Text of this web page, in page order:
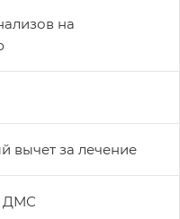
на
вычет за лечение
ДМС